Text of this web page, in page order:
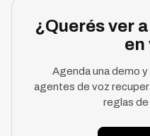
¿Querés ver
en
Agenda una demo
agentes de voz
reglas